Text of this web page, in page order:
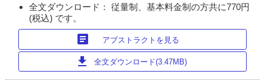
全文ダウンロード： 従量制、基本料金制の方共に770円
(税込) です。
article アブストラクトを見る
download 全文ダウンロード(3.47MB)